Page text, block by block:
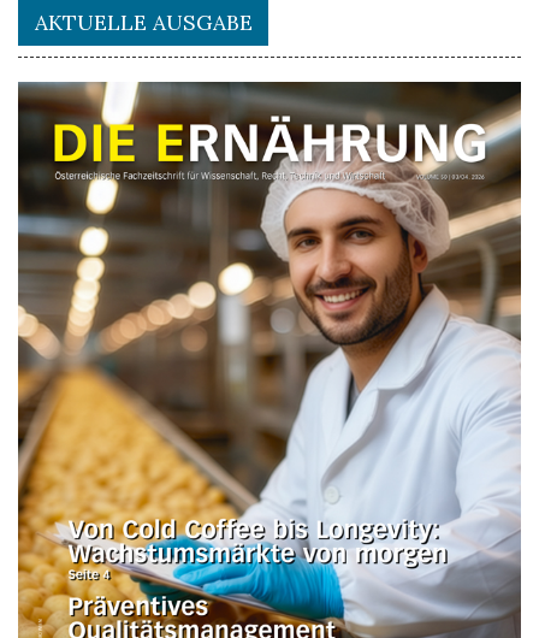
AKTUELLE AUSGABE